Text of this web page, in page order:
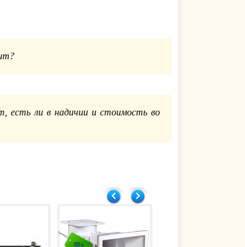
есть ли в надичии и стоимость во